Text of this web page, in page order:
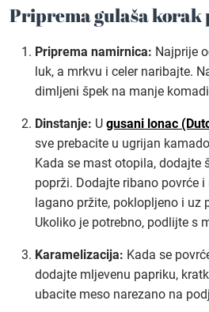
Priprema gulaša korak
Priprema namirnica: Najprije
luk, a mrkvu i celer naribajte.
dimljeni špek na manje
Dinstanje: U gusani lonac
sve prebacite u ugrijan
Kada se mast otopila, dodajte
poprži. Dodajte ribano povrće i
lagano pržite, poklopljeno i uz
Ukoliko je potrebno, podlijte s
Karamelizacija: Kada se
dodajte mljevenu papriku,
ubacite meso narezano na